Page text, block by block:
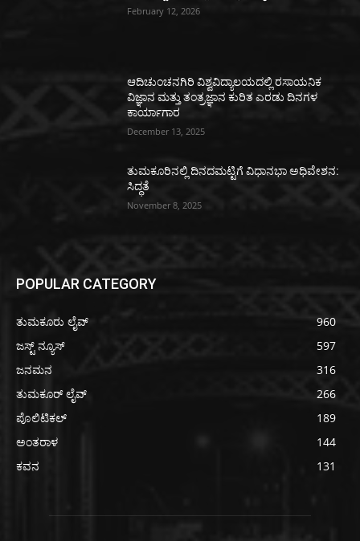
February 12, 2026
ಆದಿಚುಂಚನಗಿರಿ ವಿಶ್ವವಿದ್ಯಾಲಯದಲ್ಲಿ ರಸಾಯನಿಕ
ವಿಜ್ಞಾನ ಮತ್ತು ತಂತ್ರಜ್ಞಾನ ಕುರಿತ ಎರಡು ದಿನಗಳ
ಕಾರ್ಯಾಗಾರ
December 13, 2025
ತುಮಕೂರಿನಲ್ಲಿ ದಿನದಮಟ್ಟಿಗೆ ವಿಧಾನಭಾ ಅಧಿವೇಶನ:
ಸಿದ್ಧತೆ
November 8, 2025
POPULAR CATEGORY
ತುಮಕೂರು ಲೈವ್
960
ಜಸ್ಟ್ ನ್ಯೂಸ್
597
ಜನಮನ
316
ತುಮಕೂರ್ ಲೈವ್
266
ಪೊಲಿಟಿಕಲ್
189
ಅಂತರಾಳ
144
ಕವನ
131